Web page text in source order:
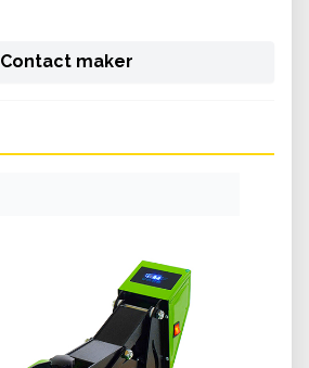
Contact maker